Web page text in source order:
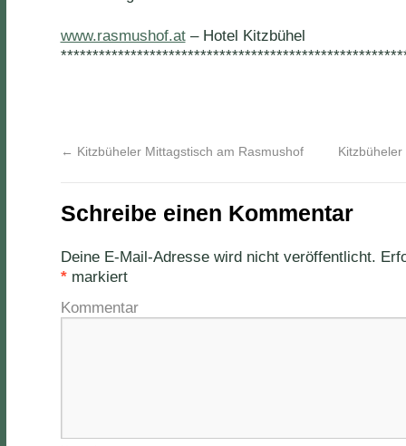
www.rasmushof.at– Hotel Kitzbühel
← Kitzbüheler Mittagstisch am Rasmushof
Schreibe einen Kommentar
Deine E-Mail-Adresse wird nicht veröffentlicht.
*markiert
Kommentar